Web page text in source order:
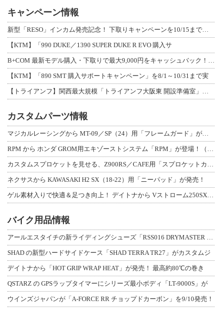
キャンペーン情報
新型「RESO」インカム発売記念！ 下取りキャンペーンを10/15まで延長して開
【KTM】「990 DUKE／1390 SUPER DUKE R EVO 購入サ
B+COM 最新モデル購入・下取りで最大9,000円をキャッシュバック！「B+F
【KTM】「890 SMT 購入サポートキャンペーン」を8/1～10/31まで実
【トライアンフ】関西最大規模「トライアンフ大阪東 開設準備室」がオープン！ 限定
カスタムパーツ情報
マジカルレーシングから MT-09／SP（24）用「フレームガード」が登場！
RPM から ホンダ GROM用エキゾーストシステム「RPM」が登場！（動画あり
カスタムスプロケットを見せる、Z900RS／CAFE用「スプロケットカバーフルキ
ネクサスから KAWASAKI H2 SX（18-22）用「ニーパッド」が発売！
ゲル素材入りで快適＆足つき向上！ デイトナから Vストローム250SX用「快適ロ
バイク用品情報
アールエスタイチの新ライディングシューズ「RSS016 DRYMASTER スト
SHAD の新型ハードサイドケース「SHAD TERRA TR27」がカスタムジ
デイトナから「HOT GRIP WRAP HEAT」が発売！ 最高約80℃の巻き
QSTARZ の GPSラップタイマーにシリーズ最小ボディ「LT-9000S」が
ウインズジャパンが「A-FORCE RR チョップドカーボン」を9/10発売！